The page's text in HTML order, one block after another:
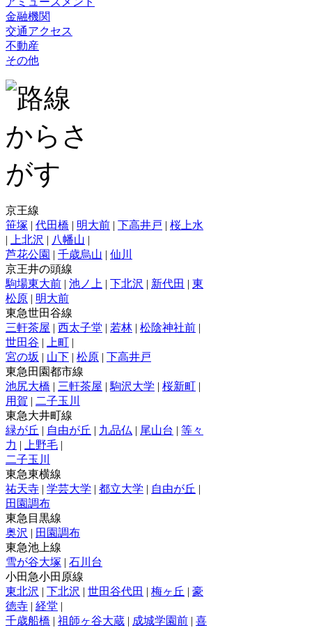
金融機関
交通アクセス
不動産
その他
京王線
笹塚 | 代田橋 | 明大前 | 下高井戸 | 桜上水
|
上北沢 | 八幡山 |
芦花公園 | 千歳烏山 | 仙川
京王井の頭線
駒場東大前 | 池ノ上 | 下北沢 | 新代田 | 東
松原 | 明大前
東急世田谷線
三軒茶屋 | 西太子堂 | 若林 | 松陰神社前 |
世田谷 | 上町 |
宮の坂 | 山下 | 松原 | 下高井戸
東急田園都市線
池尻大橋 | 三軒茶屋 | 駒沢大学 | 桜新町 |
用賀 | 二子玉川
東急大井町線
緑が丘 | 自由が丘 | 九品仏 | 尾山台 | 等々
力 | 上野毛 |
二子玉川
東急東横線
祐天寺 | 学芸大学 | 都立大学 | 自由が丘 |
田園調布
東急目黒線
奥沢 | 田園調布
東急池上線
雪が谷大塚 | 石川台
小田急小田原線
東北沢 | 下北沢 | 世田谷代田 | 梅ヶ丘 | 豪
徳寺 | 経堂 |
千歳船橋 | 祖師ヶ谷大蔵 | 成城学園前 | 喜